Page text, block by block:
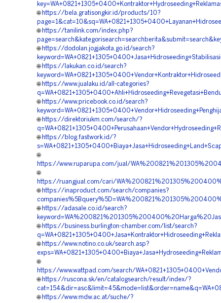
🌐 https://bela.gratisongkir.id/products/10?
🌐 https://tanilink.com/index.php?
🌐 https://dodolan.jogjakota.go.id/search?
🌐 https://lakukan.co.id/search?
🌐 https://www.jualaku.id/all-categories?
🌐 https://www.pricebook.co.id/search?
🌐 https://direktoriukm.com/search/?
🌐 https://blog.fastwork.id/?
🌐
https://www.ruparupa.com/jual/
🌐
https://ruangjual.com/cari/
🌐 https://inaproduct.com/search/companies?
🌐 https://adasale.co.id/search?
🌐 https://business.burlington-chamber.com/list/search?
🌐 https://www.notino.co.uk/search.asp?
🌐
https://www.wattpad.com/search/
🌐 https://ruscona.sk/en/catalogsearch/result/index/?
🌐 https://www.mdw.ac.at/suche/?